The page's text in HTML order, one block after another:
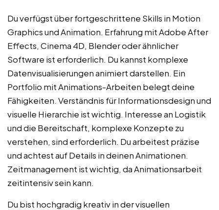
Du verfügst über fortgeschrittene Skills in Motion
Graphics und Animation. Erfahrung mit Adobe After
Effects, Cinema 4D, Blender oder ähnlicher
Software ist erforderlich. Du kannst komplexe
Datenvisualisierungen animiert darstellen. Ein
Portfolio mit Animations-Arbeiten belegt deine
Fähigkeiten. Verständnis für Informationsdesign und
visuelle Hierarchie ist wichtig. Interesse an Logistik
und die Bereitschaft, komplexe Konzepte zu
verstehen, sind erforderlich. Du arbeitest präzise
und achtest auf Details in deinen Animationen.
Zeitmanagement ist wichtig, da Animationsarbeit
zeitintensiv sein kann.
Du bist hochgradig kreativ in der visuellen